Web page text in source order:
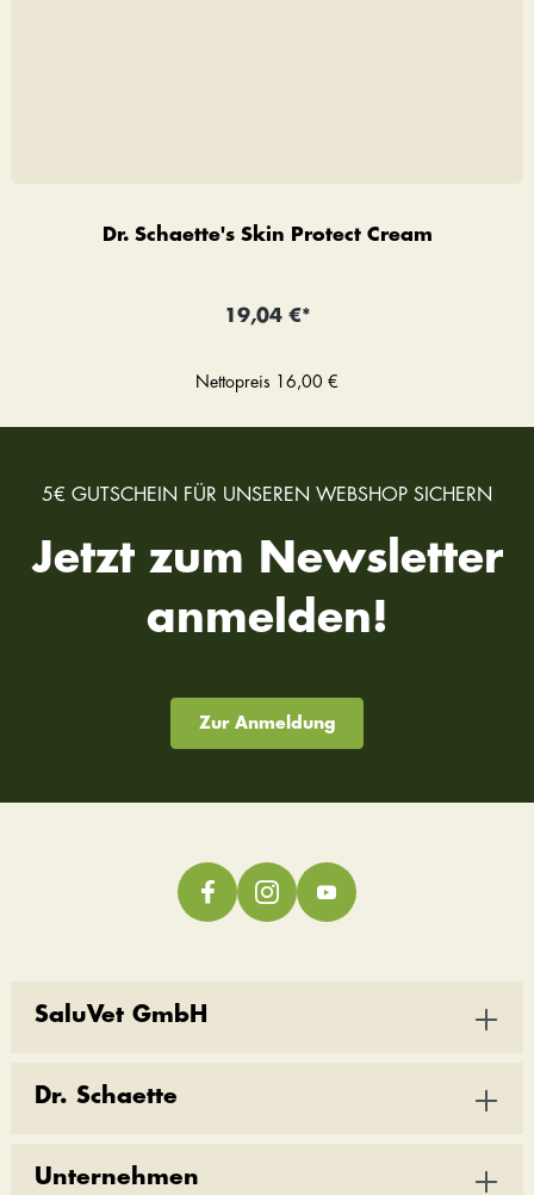
Dr. Schaette's Skin Protect Cream
19,04 €*
Nettopreis 16,00 €
5€ GUTSCHEIN FÜR UNSEREN WEBSHOP SICHERN
Jetzt zum Newsletter
anmelden!
Zur Anmeldung
SaluVet GmbH
Dr. Schaette
Unternehmen